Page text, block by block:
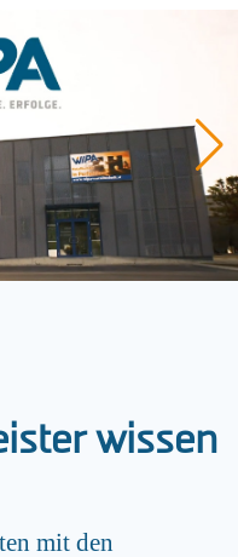
wissen
mit den